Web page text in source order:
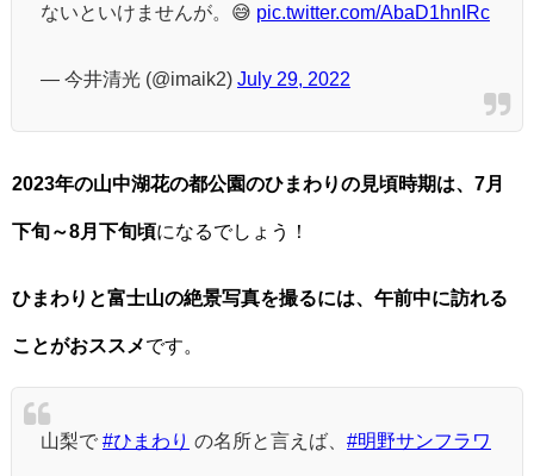
ないといけませんが。😅 pic.twitter.com/AbaD1hnIRc
— 今井清光 (@imaik2) July 29, 2022
2023年の山中湖花の都公園のひまわりの見頃時期は、7月
下旬～8月下旬頃になるでしょう！
ひまわりと富士山の絶景写真を撮るには、午前中に訪れる
ことがおススメです。
山梨で #ひまわり の名所と言えば、 #明野サンフラワ